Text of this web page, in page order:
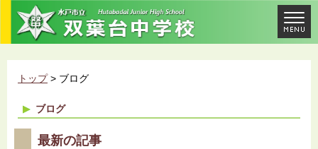
トップ> ブログ
ブログ
最新の記事